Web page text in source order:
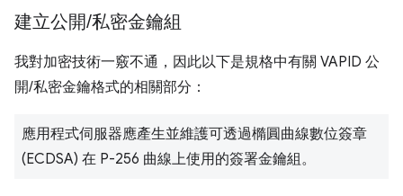
建立公開/私密金鑰組
我對加密技術一竅不通，因此以下是規格中有關 VAPID 公
開/私密金鑰格式的相關部分：
應用程式伺服器應產生並維護可透過橢圓曲線數位簽章
(ECDSA) 在 P-256 曲線上使用的簽署金鑰組。